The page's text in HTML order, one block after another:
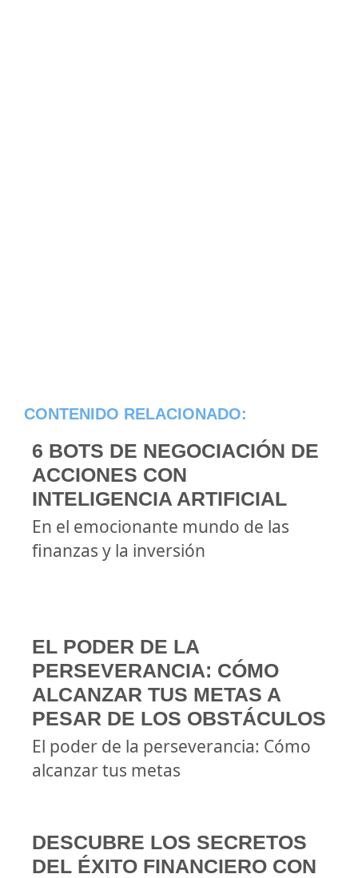
CONTENIDO RELACIONADO:
6 BOTS DE NEGOCIACIÓN DE
ACCIONES CON
INTELIGENCIA ARTIFICIAL
En el emocionante mundo de las
finanzas y la inversión
EL PODER DE LA
PERSEVERANCIA: CÓMO
ALCANZAR TUS METAS A
PESAR DE LOS OBSTÁCULOS
El poder de la perseverancia: Cómo
alcanzar tus metas
DESCUBRE LOS SECRETOS
DEL ÉXITO FINANCIERO CON